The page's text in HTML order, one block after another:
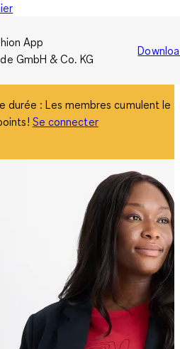
App
GmbH & Co. KG
durée : Les membres cumulent le
Se connecter